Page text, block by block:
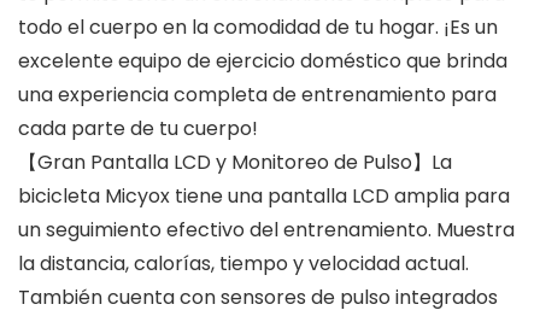
todo el cuerpo en la comodidad de tu hogar. ¡Es un
excelente equipo de ejercicio doméstico que brinda
una experiencia completa de entrenamiento para
cada parte de tu cuerpo!
【Gran Pantalla LCD y Monitoreo de Pulso】La
bicicleta Micyox tiene una pantalla LCD amplia para
un seguimiento efectivo del entrenamiento. Muestra
la distancia, calorías, tiempo y velocidad actual.
También cuenta con sensores de pulso integrados